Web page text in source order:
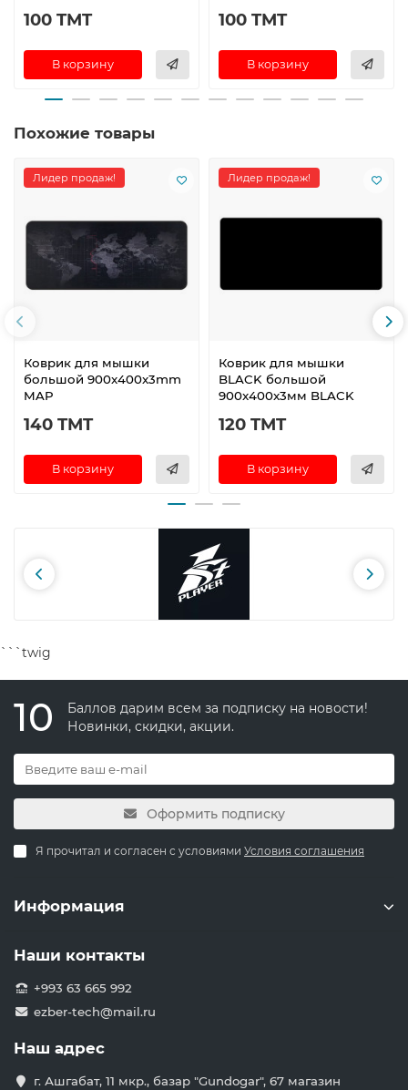
100 TMT
В корзину
100 TMT
В корзину
Похожие товары
Лидер продаж!
Коврик для мышки
большой 900x400x3mm
MAP
140 TMT
В корзину
Лидер продаж!
Коврик для мышки
BLACK большой
900x400x3мм BLACK
120 TMT
В корзину
```twig
10
Баллов дарим всем за подписку на новости!
Новинки, скидки, акции.
Оформить подписку
Я прочитал и согласен с условиями Условия соглашения
Информация
Наши контакты
+993 63 665 992
ezber-tech@mail.ru
Наш адрес
г. Ашгабат, 11 мкр., базар "Gundogar", 67 магазин